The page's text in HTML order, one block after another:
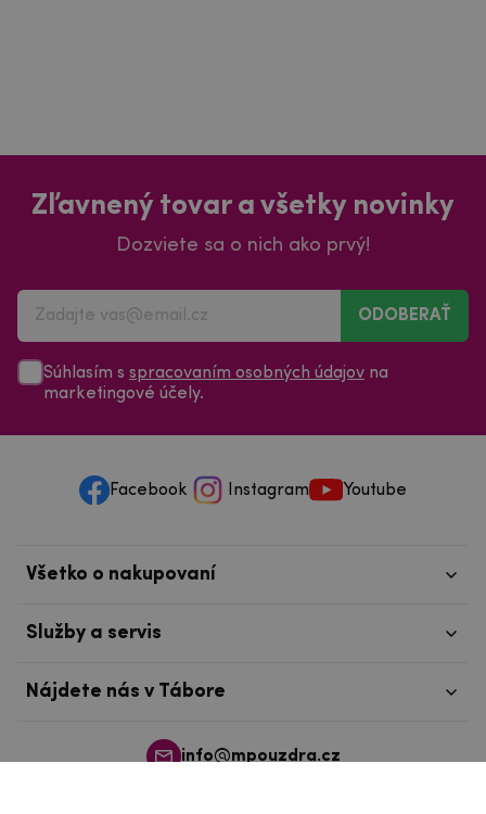
Zľavnený tovar a všetky novinky
Dozviete sa o nich ako prvý!
ODOBERAŤ
Súhlasím s spracovaním osobných údajov na
marketingové účely.
Facebook Instagram Youtube
info@mpouzdra.cz
Všetko o nakupovaní
Služby a servis
Nájdete nás v Tábore